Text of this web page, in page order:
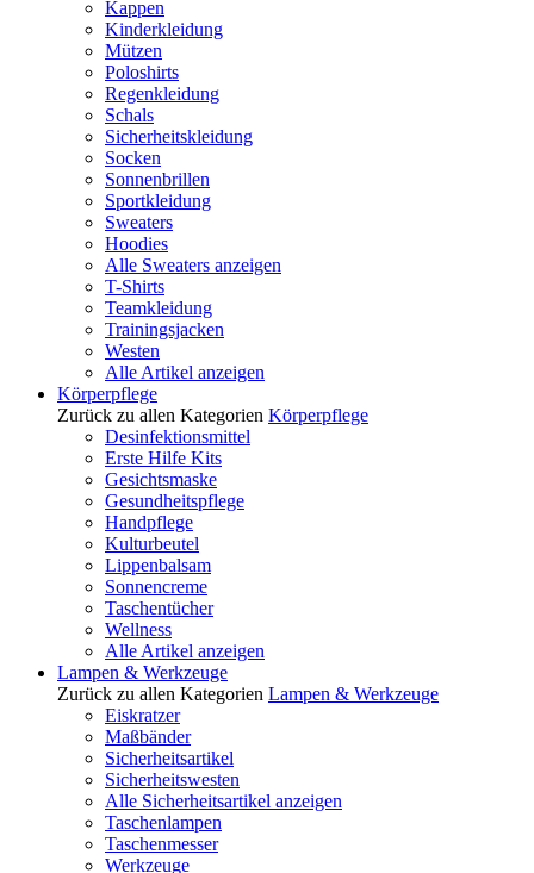
Kappen
Kinderkleidung
Mützen
Poloshirts
Regenkleidung
Schals
Sicherheitskleidung
Socken
Sonnenbrillen
Sportkleidung
Sweaters
Hoodies
Alle Sweaters anzeigen
T-Shirts
Teamkleidung
Trainingsjacken
Westen
Alle Artikel anzeigen
Körperpflege
Zurück zu allen Kategorien Körperpflege
Desinfektionsmittel
Erste Hilfe Kits
Gesichtsmaske
Gesundheitspflege
Handpflege
Kulturbeutel
Lippenbalsam
Sonnencreme
Taschentücher
Wellness
Alle Artikel anzeigen
Lampen & Werkzeuge
Zurück zu allen Kategorien Lampen & Werkzeuge
Eiskratzer
Maßbänder
Sicherheitsartikel
Sicherheitswesten
Alle Sicherheitsartikel anzeigen
Taschenlampen
Taschenmesser
Werkzeuge